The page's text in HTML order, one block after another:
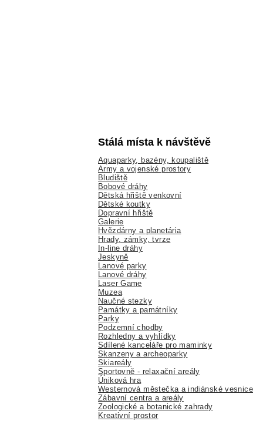
Stálá místa k návštěvě
Aquaparky, bazény, koupaliště
Army a vojenské prostory
Bludiště
Bobové dráhy
Dětská hřiště venkovní
Dětské koutky
Dopravní hřiště
Galerie
Hvězdárny a planetária
Hrady, zámky, tvrze
In-line dráhy
Jeskyně
Lanové parky
Lanové dráhy
Laser Game
Muzea
Naučné stezky
Památky a památníky
Parky
Podzemní chodby
Rozhledny a vyhlídky
Sdílené kanceláře pro maminky
Skanzeny a archeoparky
Skiareály
Sportovně - relaxační areály
Úniková hra
Westernová městečka a indiánské vesnice
Zábavní centra a areály
Zoologické a botanické zahrady
Kreativní prostor